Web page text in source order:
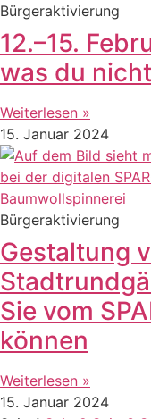
Bürgeraktivierung
12.–15.
was du
Weiterlesen »
15. Januar 2024
Bürgeraktivierung
Gestaltung
Sie vom
können
Weiterlesen »
15. Januar 2024